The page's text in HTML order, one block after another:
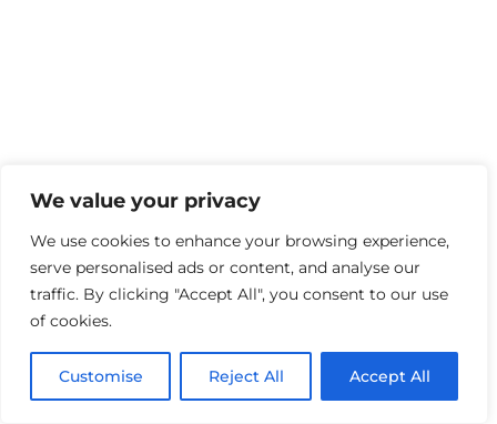
We value your privacy
We use cookies to enhance your browsing experience,
serve personalised ads or content, and analyse our
traffic. By clicking "Accept All", you consent to our use
of cookies.
Customise Reject All Accept All